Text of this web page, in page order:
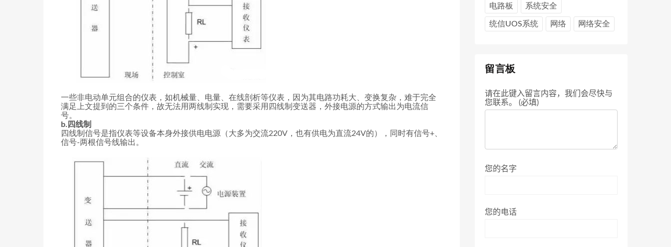
一些非电动单元组合的仪表，如机械量、电量、在线剖析等仪表，因为其电路功耗大、变换复杂，难于完全
满足上文提到的三个条件，故无法用两线制实现，需要采用四线制变送器，外接电源的方式输出为电流信
号。
b.四线制
四线制信号是指仪表等设备本身外接供电电源（大多为交流220V，也有供电为直流24V的），同时有信号+、
信号-两根信号线输出。
电路板 系统安全
统信UOS系统 网络 网络安全
留言板
请在此键入留言内容，我们会尽快与
您联系。 (必填)
您的名字
您的电话